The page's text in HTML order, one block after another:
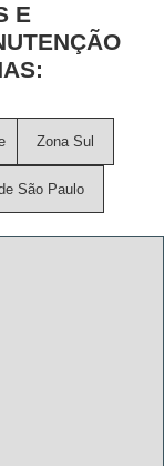
E
Zona Sul
São Paulo